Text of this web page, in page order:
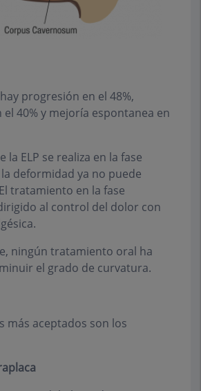
progresión en el 48%,
el 40% y mejoría espontanea en
la ELP se realiza en la fase
deformidad ya no puede
tratamiento en la fase
al control del dolor con
ningún tratamiento oral ha
el grado de curvatura.
más aceptados son los